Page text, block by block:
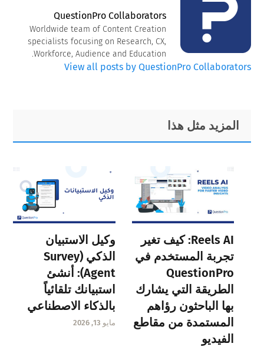
QuestionPro Collaborators
Worldwide team of Content Creation
specialists focusing on Research, CX,
Workforce, Audience and Education.
View all posts by QuestionPro Collaborators
Primary
Sidebar
Footer
المزيد مثل هذا
Reels AI: كيف تغير
تجربة المستخدم في
QuestionPro
الطريقة التي يشارك
بها الباحثون رؤاهم
المستمدة من مقاطع
الفيديو
وكيل الاستبيان
الذكي (Survey
Agent): أنشئ
استبيانك تلقائياً
بالذكاء الاصطناعي
مايو 13, 2026